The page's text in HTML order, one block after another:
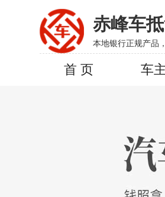
赤峰车
本地银行正规产品
首 页 车